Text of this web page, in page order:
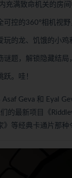
充满致命机关的房
可控的360°相机视
玩的龙、饥饿的小鸡
谜题，解锁隐藏结
跃。哇！
Asaf Geva 和 Eyal
的最新项目《
等经典卡通片那种